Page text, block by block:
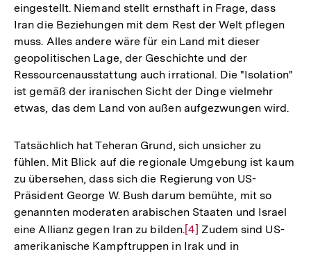
eingestellt. Niemand stellt ernsthaft in Frage, dass
Iran die Beziehungen mit dem Rest der Welt pflegen
muss. Alles andere wäre für ein Land mit dieser
geopolitischen Lage, der Geschichte und der
Ressourcenausstattung auch irrational. Die "Isolation"
ist gemäß der iranischen Sicht der Dinge vielmehr
etwas, das dem Land von außen aufgezwungen wird.
Tatsächlich hat Teheran Grund, sich unsicher zu
fühlen. Mit Blick auf die regionale Umgebung ist kaum
zu übersehen, dass sich die Regierung von US-
Präsident George W. Bush darum bemühte, mit so
genannten moderaten arabischen Staaten und Israel
eine Allianz gegen Iran zu bilden.Zur
Auflösung
[4] Zudem sind US-
amerikanische Kampftruppen in Irak und in